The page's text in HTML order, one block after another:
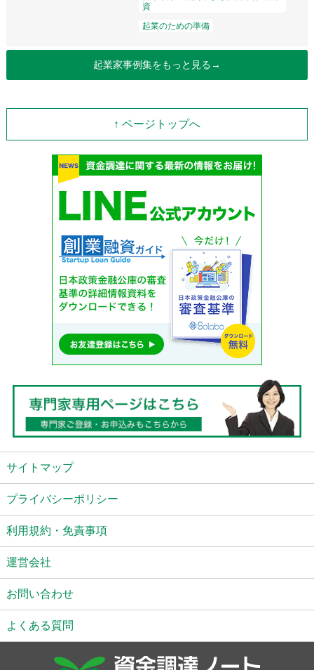
資
起業のための準備
起業家事例集をもっと見る→
↑ ページトップへ
サイトマップ
プライバシーポリシー
利用規約・免責事項
運営会社
お問い合わせ
よくある質問